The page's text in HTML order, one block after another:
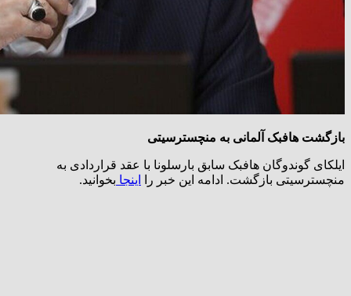
بازگشت هافبک آلمانی به منچسترسیتی
ایلکای گوندوگان هافبک سابق بارسلونا با عقد قراردادی به
منچسترسیتی بازگشت. ادامه این خبر را
اینجا بخوانید.